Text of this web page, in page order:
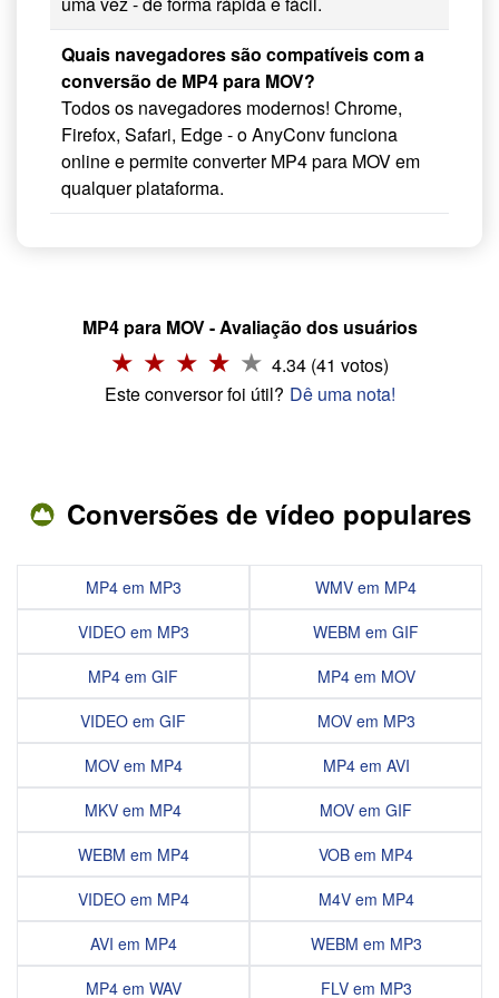
Quais navegadores são compatíveis com a
conversão de MP4 para MOV?
Todos os navegadores modernos! Chrome,
Firefox, Safari, Edge - o AnyConv funciona
online e permite converter MP4 para MOV em
qualquer plataforma.
MP4 para MOV - Avaliação dos usuários
4.34 (41 votos)
Este conversor foi útil? Dê uma nota!
Conversões de vídeo populares
MP4 em MP3
VIDEO em MP3
MP4 em GIF
VIDEO em GIF
MOV em MP4
MKV em MP4
WEBM em MP4
VIDEO em MP4
AVI em MP4
MP4 em WAV
WMV em MP4
WEBM em GIF
MP4 em MOV
MOV em MP3
MP4 em AVI
MOV em GIF
VOB em MP4
M4V em MP4
WEBM em MP3
FLV em MP3